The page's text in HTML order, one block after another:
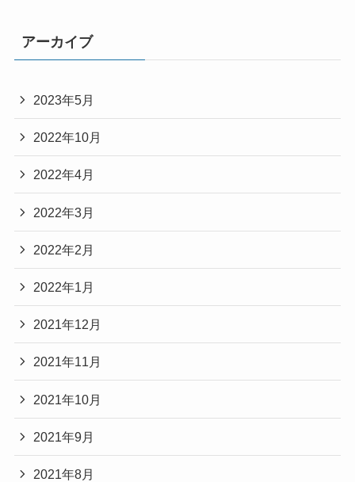
アーカイブ
2023年5月
2022年10月
2022年4月
2022年3月
2022年2月
2022年1月
2021年12月
2021年11月
2021年10月
2021年9月
2021年8月